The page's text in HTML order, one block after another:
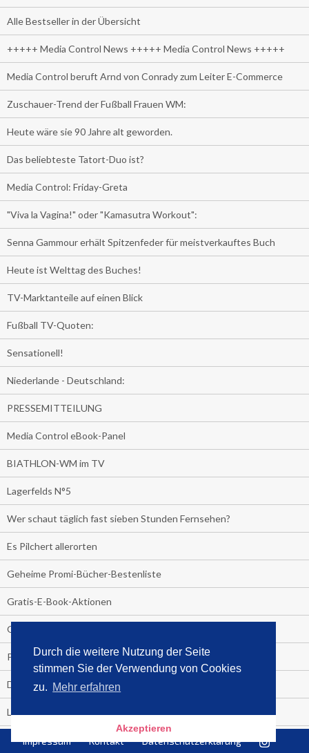
Durch die weitere Nutzung der Seite
stimmen Sie der Verwendung von Cookies
zu. Mehr erfahren
Akzeptieren
Alle Bestseller in der Übersicht
+++++ Media Control News +++++ Media Control News +++++
Media Control beruft Arnd von Conrady zum Leiter E-Commerce
Zuschauer-Trend der Fußball Frauen WM:
Heute wäre sie 90 Jahre alt geworden.
Das beliebteste Tatort-Duo ist?
Media Control: Friday-Greta
"Viva la Vagina!" oder "Kamasutra Workout":
Senna Gammour erhält Spitzenfeder für meistverkauftes Buch
Heute ist Welttag des Buches!
TV-Marktanteile auf einen Blick
Fußball TV-Quoten:
Sensationell!
Niederlande - Deutschland:
PRESSEMITTEILUNG
Media Control eBook-Panel
BIATHLON-WM im TV
Lagerfelds N°5
Wer schaut täglich fast sieben Stunden Fernsehen?
Es Pilchert allerorten
Geheime Promi-Bücher-Bestenliste
Gratis-E-Book-Aktionen
Gefahr fürs Dschungelcamp!
PRESSEMITTEILUNG
Deutschland im Handball-Fieber
Libri und Media Control verlängern Vertrag langfristig
Medienquiz:
Impressum Kontakt Datenschutzerklärung